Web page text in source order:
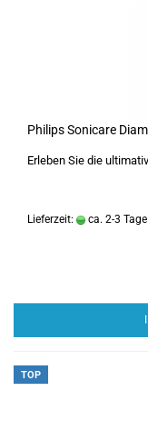
Philips Sonicare
Erleben Sie die
Lieferzeit: ca. 2-3 Tage
TOP